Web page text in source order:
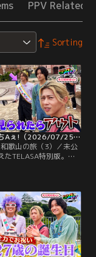
PPV Related
Sorting
あっちこっちAぇ!（2026/07/25放送分）第92話
和歌山の旅（3）／未公
たTELASA特別版。小
まり、海に向かって大
、まさかの反応が返っ
らに、誕生日プレゼン
るため…。